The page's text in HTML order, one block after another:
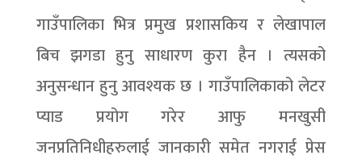
गाउँपालिका भित्र प्रमुख प्रशासकिय र लेखापाल
बिच झगडा हुनु साधारण कुरा हैन । त्यसको
अनुसन्धान हुनु आवश्यक छ । गाउँपालिकाको लेटर
प्याड प्रयोग गरेर आफु मनखुसी
जनप्रतिनिधीहरुलाई जानकारी समेत नगराई प्रेस